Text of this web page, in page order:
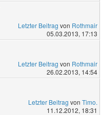
Letzter Beitrag von Rothmair
05.03.2013, 17:13
Letzter Beitrag von Rothmair
26.02.2013, 14:54
Letzter Beitrag von Timo.
11.12.2012, 18:31